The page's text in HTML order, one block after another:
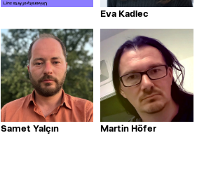
Eva Kadlec
Samet Yalçın Martin Höfer